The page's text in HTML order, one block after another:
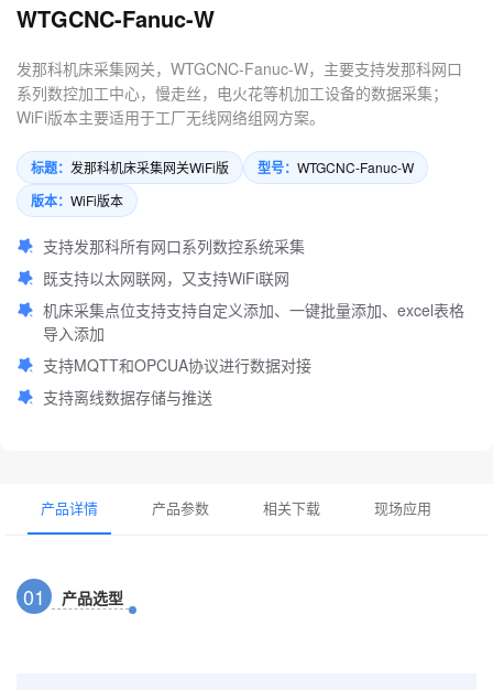
WTGCNC-Fanuc-W
发那科机床采集网关，WTGCNC-Fanuc-W，主要支持发那科网口
系列数控加工中心，慢走丝，电火花等机加工设备的数据采集；
WiFi版本主要适用于工厂无线网络组网方案。
标题： 发那科机床采集网关WiFi版 型号： WTGCNC-Fanuc-W
版本： WiFi版本
支持发那科所有网口系列数控系统采集
既支持以太网联网，又支持WiFi联网
机床采集点位支持支持自定义添加、一键批量添加、excel表格
导入添加
支持MQTT和OPCUA协议进行数据对接
支持离线数据存储与推送
产品详情 产品参数 相关下载 现场应用
01 产品选型